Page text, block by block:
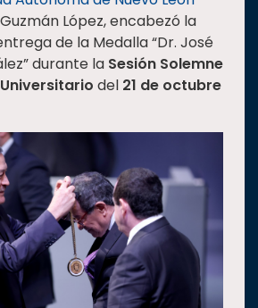
López, encabezó la
de la Medalla “Dr. José
durante la Sesión Solemne
del 21 de octubre